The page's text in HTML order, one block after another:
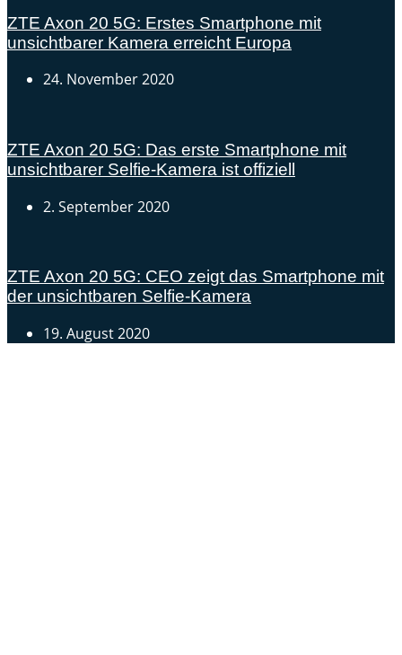
ZTE Axon 20 5G: Erstes Smartphone mit
unsichtbarer Kamera erreicht Europa
24. November 2020
ZTE Axon 20 5G: Das erste Smartphone mit
unsichtbarer Selfie-Kamera ist offiziell
2. September 2020
ZTE Axon 20 5G: CEO zeigt das Smartphone mit
der unsichtbaren Selfie-Kamera
19. August 2020